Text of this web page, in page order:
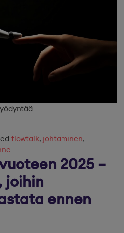
flowtalk, johtaminen,
2025 –
joihin
ennen